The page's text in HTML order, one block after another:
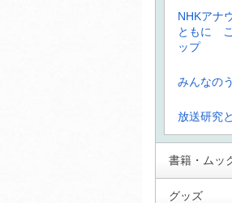
NHKアナ
ともに
ップ
みんなの
放送研究
書籍・ムッ
グッズ